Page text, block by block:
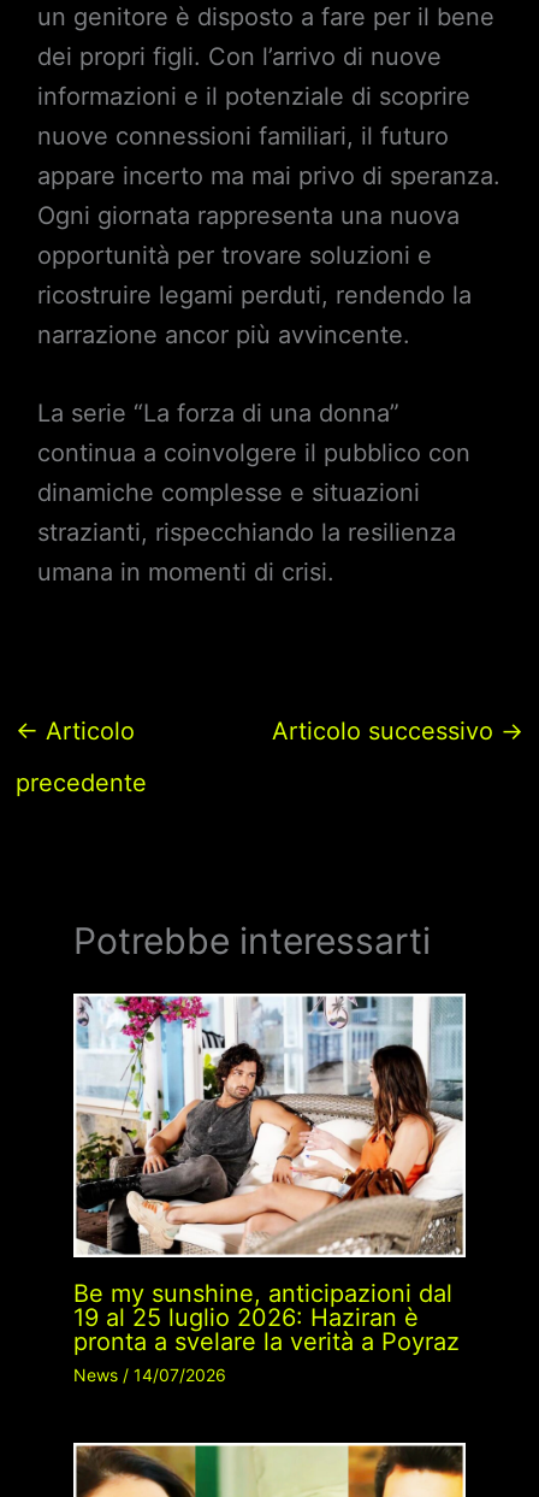
un genitore è disposto a fare per il bene
dei propri figli. Con l’arrivo di nuove
informazioni e il potenziale di scoprire
nuove connessioni familiari, il futuro
appare incerto ma mai privo di speranza.
Ogni giornata rappresenta una nuova
opportunità per trovare soluzioni e
ricostruire legami perduti, rendendo la
narrazione ancor più avvincente.
La serie “La forza di una donna”
continua a coinvolgere il pubblico con
dinamiche complesse e situazioni
strazianti, rispecchiando la resilienza
umana in momenti di crisi.
← Articolo
precedente
Articolo successivo →
Potrebbe interessarti
Be my sunshine, anticipazioni dal
19 al 25 luglio 2026: Haziran è
pronta a svelare la verità a Poyraz
News/ 14/07/2026